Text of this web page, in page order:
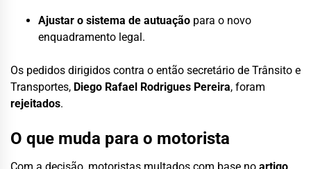
Ajustar o sistema de autuação para o novo
enquadramento legal.
Os pedidos dirigidos contra o então secretário de Trânsito e
Transportes, Diego Rafael Rodrigues Pereira, foram
rejeitados.
O que muda para o motorista